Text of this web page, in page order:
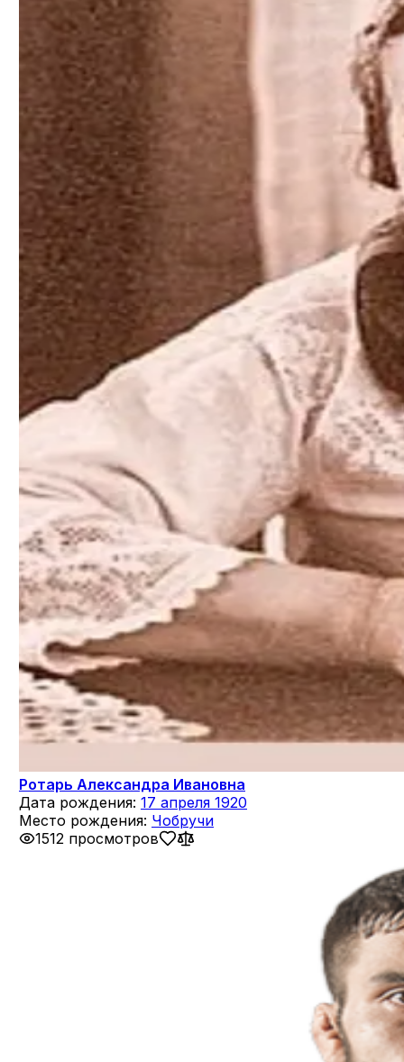
Ротарь Александра Ивановна
Дата рождения: 17 апреля 1920
Место рождения: Чобручи
1512 просмотров